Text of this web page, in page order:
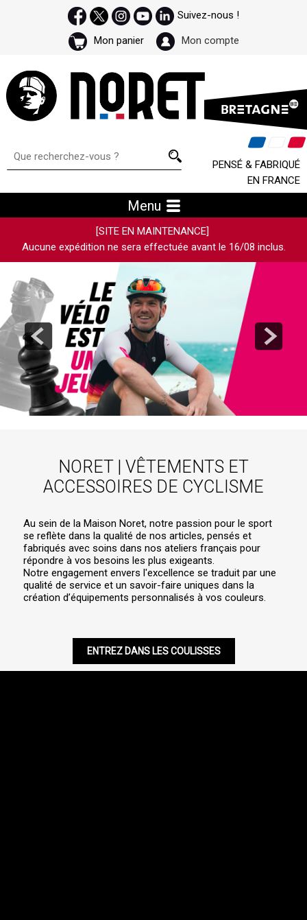
Suivez-nous !
Mon panier Mon compte
PENSÉ & FABRIQUÉ
EN FRANCE
Menu
[SITE EN MAINTENANCE]
Aucune expédition ne sera effectuée avant le 16/08 inclus.
NORET | VÊTEMENTS ET
ACCESSOIRES DE CYCLISME
Au sein de la Maison Noret, notre passion pour le sport
se reflète dans la qualité de nos articles, pensés et
fabriqués avec soins dans nos ateliers français pour
répondre à vos besoins les plus exigeants.
Notre engagement envers l'excellence se traduit par une
qualité de service et un savoir-faire uniques dans la
création d’équipements personnalisés à vos couleurs.
ENTREZ DANS LES COULISSES